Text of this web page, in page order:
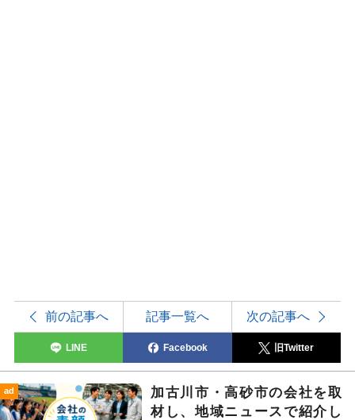
前の記事へ 記事一覧へ 次の記事へ
LINE Facebook 旧Twitter
ad
加古川市・高砂市の会社を取
材し、地域ニュースで紹介し